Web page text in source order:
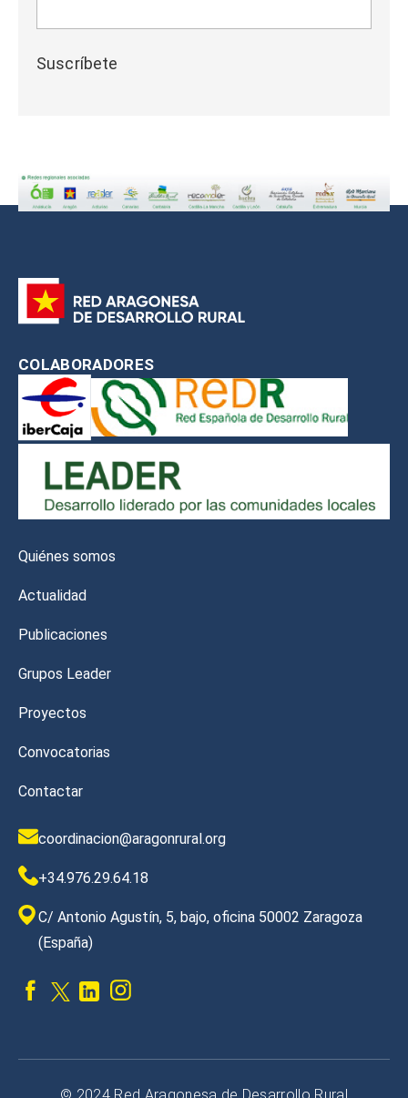
Suscríbete
COLABORADORES
Quiénes somos
Actualidad
Publicaciones
Grupos Leader
Proyectos
Convocatorias
Contactar
coordinacion@aragonrural.org
+34.976.29.64.18
C/ Antonio Agustín, 5, bajo, oficina 50002 Zaragoza
(España)